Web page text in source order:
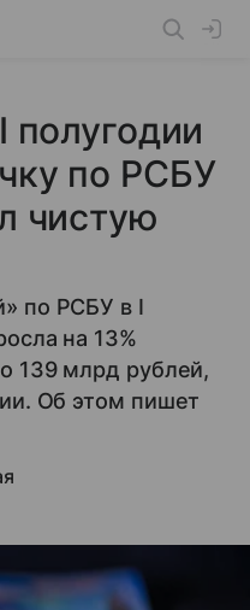
полугодии
по РСБУ
чистую
по РСБУ в I
на 13%
139 млрд рублей,
Об этом пишет